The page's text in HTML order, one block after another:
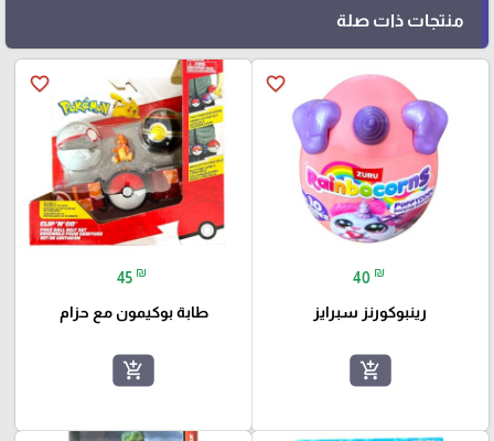
منتجات ذات صلة
favorite_border
40 ₪
رينبوكورنز سبرايز
add_shopping_cart
favorite_border
45 ₪
طابة بوكيمون مع حزام
add_shopping_cart